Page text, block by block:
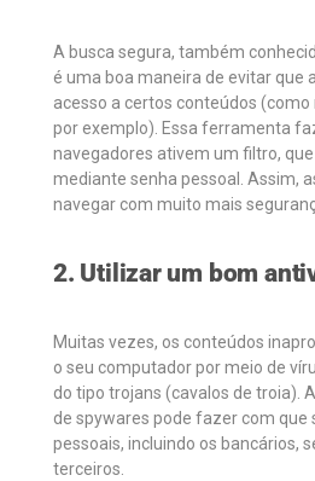
A busca segura, também
é uma boa maneira de evitar que
acesso a certos conteúdos
por exemplo). Essa ferramenta
navegadores ativem um filtro,
mediante senha pessoal. Assim,
navegar com muito mais
2. Utilizar um bom
Muitas vezes, os conteúdos
o seu computador por meio de
do tipo trojans (cavalos de troia).
de spywares pode fazer com que
pessoais, incluindo os bancários,
terceiros.